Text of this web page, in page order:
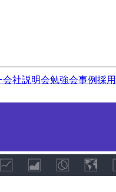
会社説明会勉強会事例採用